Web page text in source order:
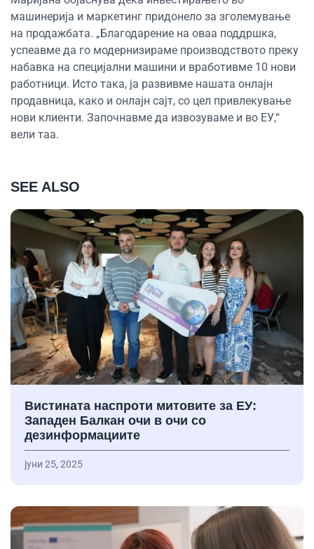
машинерија и маркетинг придонело за зголемување
на продажбата. „Благодарение на оваа поддршка,
успеавме да го модернизираме производството преку
набавка на специјални машини и вработивме 10 нови
работници. Исто така, ја развивме нашата онлајн
продавница, како и онлајн сајт, со цел привлекување
нови клиенти. Започнавме да извозуваме и во ЕУ,“
вели таа.
SEE ALSO
Вистината наспроти митовите за ЕУ:
Западен Балкан очи в очи со
дезинформациите
јуни 25, 2025